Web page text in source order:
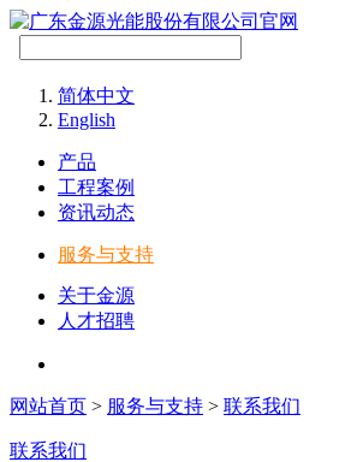
简体中文
English
产品
工程案例
资讯动态
服务与支持
关于金源
人才招聘
网站首页 > 服务与支持 > 联系我们
联系我们